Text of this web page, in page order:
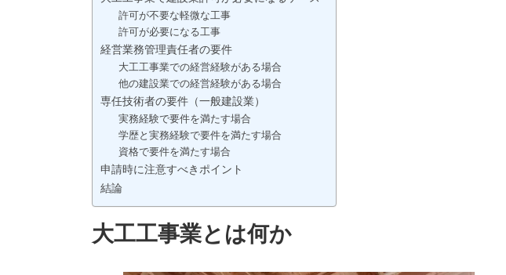
許可が不要な軽微な工事
許可が必要になる工事
経営業務管理責任者の要件
大工工事業での経営経験がある場合
他の建設業での経営経験がある場合
専任技術者の要件（一般建設業）
実務経験で要件を満たす場合
学歴と実務経験で要件を満たす場合
資格で要件を満たす場合
申請時に注意すべきポイント
結論
大工工事業とは何か